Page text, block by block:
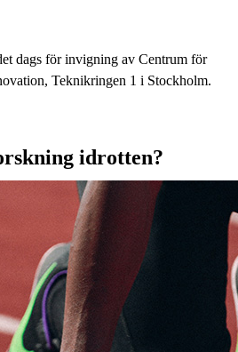
dags för invigning av Centrum för
Teknikringen 1 i Stockholm.
idrotten?